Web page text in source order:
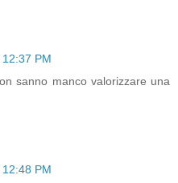
PM
sanno manco valorizzare una
PM